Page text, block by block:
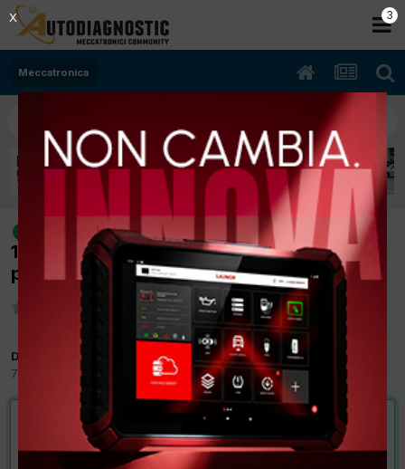
Meccatronica
[smart-four four 09/2006 1100cc
134910 47Kw Benzina] errore p1961-62
p0122
Da coppi
7 Gennaio 2013
Meccatronica
VAI ALLA SOLUZIONE
Risolta da coppi,
2
X